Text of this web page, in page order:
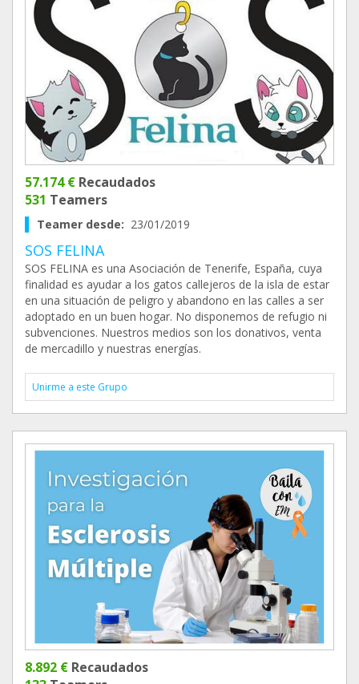
57.174 € Recaudados
531 Teamers
Teamer desde: 23/01/2019
SOS FELINA
SOS FELINA es una Asociación de Tenerife, España, cuya
finalidad es ayudar a los gatos callejeros de la isla de estar
en una situación de peligro y abandono en las calles a ser
adoptado en un buen hogar. No disponemos de refugio ni
subvenciones. Nuestros medios son los donativos, venta
de mercadillo y nuestras energías.
Unirme a este Grupo
8.892 € Recaudados